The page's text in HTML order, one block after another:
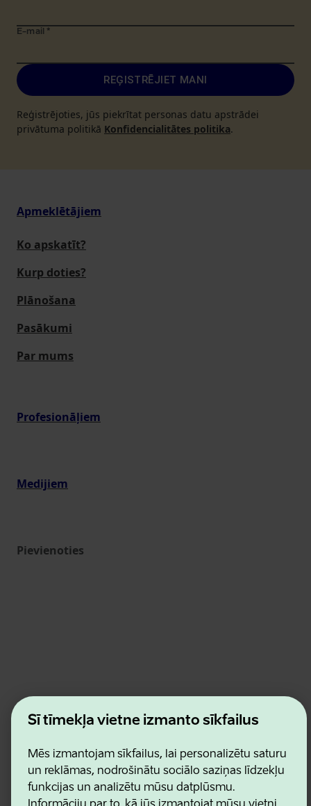
Šī tīmekļa vietne izmanto sīkfailus
Mēs izmantojam sīkfailus, lai personalizētu saturu
un reklāmas, nodrošinātu sociālo saziņas līdzekļu
funkcijas un analizētu mūsu datplūsmu.
E-mail *
REĢISTRĒJIET MANI
Reģistrējoties, jūs piekrītat personas datu apstrādei
privātuma politikā Konfidencialitātes politika.
Apmeklētājiem
Ko apskatīt?
Kurp doties?
Plānošana
Pasākumi
Par mums
Profesionāļiem
Medijiem
Pievienoties
Estonian Business and Innovation Agency
Kontakti
Lietošanas noteikumi
Sīkdatņu un konfidencialitātes politika